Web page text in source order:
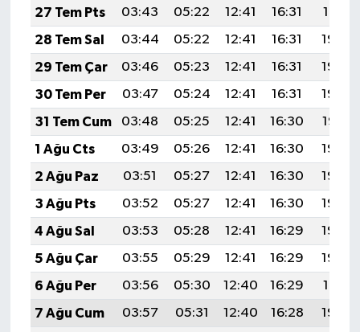
27 Tem Pts
03:43 05:22 12:41 16:31
19:51
28 Tem Sal
03:44 05:22 12:41 16:31
19:50
29 Tem Çar
03:46 05:23 12:41 16:31
19:49
30 Tem Per
03:47 05:24 12:41 16:31
19:48
31 Tem Cum
03:48 05:25 12:41 16:30
19:47
1 Ağu Cts
03:49 05:26 12:41 16:30
19:46
2 Ağu Paz
03:51 05:27 12:41 16:30
19:45
3 Ağu Pts
03:52 05:27 12:41 16:30
19:44
4 Ağu Sal
03:53 05:28 12:41 16:29
19:43
5 Ağu Çar
03:55 05:29 12:41 16:29
19:42
6 Ağu Per
03:56 05:30 12:40 16:29
19:41
7 Ağu Cum
03:57 05:31 12:40 16:28
19:40